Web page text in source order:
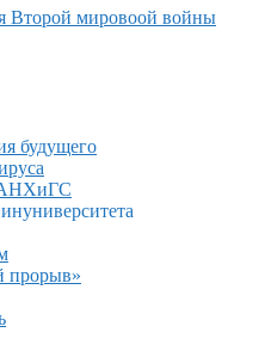
Второй мировоой войны
будущего
прорыв»